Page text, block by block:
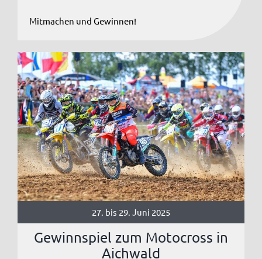
Mitmachen und Gewinnen!
27. bis 29. Juni 2025
Gewinnspiel zum Motocross in
Aichwald